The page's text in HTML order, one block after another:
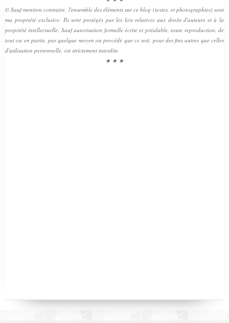
© Sauf mention contraire, l'ensemble des éléments sur ce blog (textes, et photographies) sont
ma propriété exclusive. Ils sont protégés par les lois relatives aux droits d'auteurs et à la
propriété intellectuelle. Sauf autorisation formelle écrite et préalable, toute reproduction, de
tout ou en partie, par quelque moyen ou procédé que ce soit, pour des fins autres que celles
d'utilisation personnelle, est strictement interdite.
★ ★ ★